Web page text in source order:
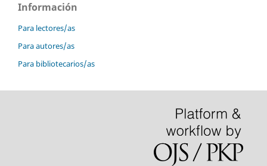
Información
Para lectores/as
Para autores/as
Para bibliotecarios/as